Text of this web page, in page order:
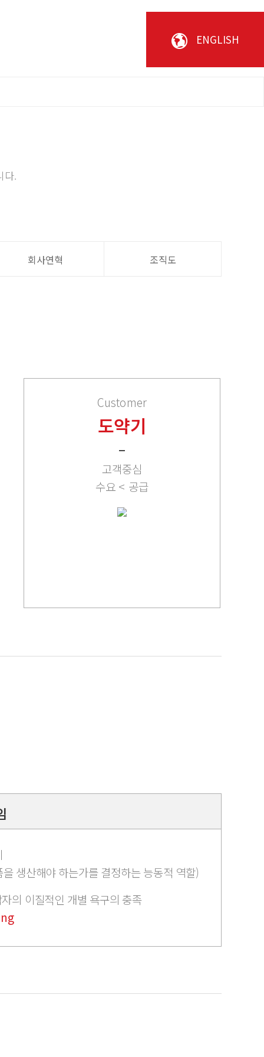
ENGLISH
다.
회사연혁 조직도
Customer
도약기
고객중심
수요 < 공급
생산해야 하는가를 결정하는 능동적 역할)
의 이질적인 개별 욕구의 충족